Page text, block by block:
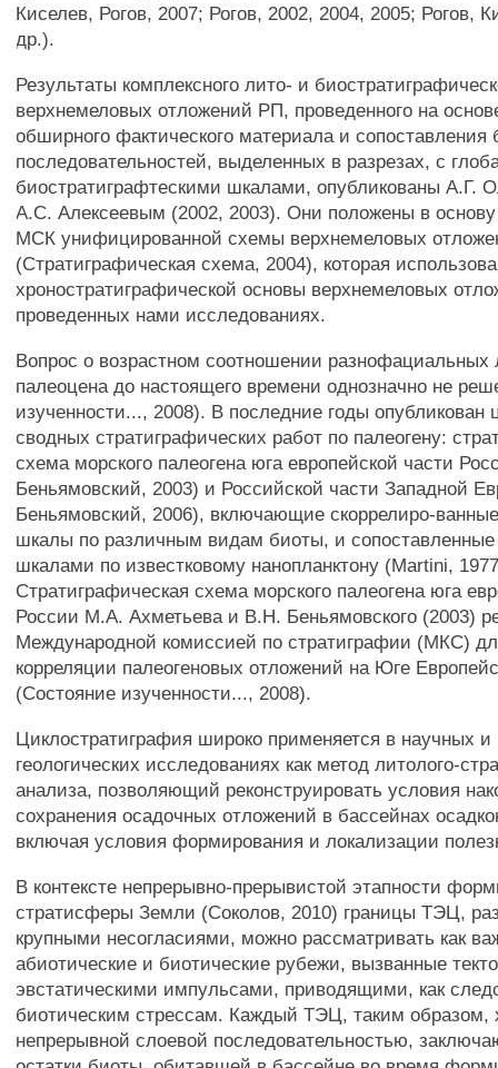
Киселев, Рогов, 2007; Рогов, 2002, 2004, 2005; Рогов,
др.).
Результаты комплексного лито- и
верхнемеловых отложений РП, проведенного на
обширного фактического материала и сопоставления
последовательностей, выделенных в разрезах, с
биостратиграфтескими шкалами, опубликованы А.Г.
A.C. Алексеевым (2002, 2003). Они положены в
МСК унифицированной схемы верхнемеловых
(Стратиграфическая схема, 2004), которая
хроностратиграфической основы верхнемеловых
проведенных нами исследованиях.
Вопрос о возрастном соотношении разнофациальных
палеоцена до настоящего времени однозначно не
изученности..., 2008). В последние годы опубликован
сводных стратиграфических работ по палеогену:
схема морского палеогена юга европейской части
Беньямовский, 2003) и Российской части Западной
Беньямовский, 2006), включающие скоррелиро-
шкалы по различным видам биоты, и
шкалами по известковому нанопланктону (Martini,
Стратиграфическая схема морского палеогена юга
России М.А. Ахметьева и В.Н. Беньямовского (2003)
Международной комиссией по стратиграфии (МКС)
корреляции палеогеновых отложений на Юге
(Состояние изученности..., 2008).
Циклостратиграфия широко применяется в научных
геологических исследованиях как метод литолого-
анализа, позволяющий реконструировать условия
сохранения осадочных отложений в бассейнах
включая условия формирования и локализации
В контексте непрерывно-прерывистой этапности
стратисферы Земли (Соколов, 2010) границы ТЭЦ,
крупными несогласиями, можно рассматривать как
абиотические и биотические рубежи, вызванные
эвстатическими импульсами, приводящими, как
биотическим стрессам. Каждый ТЭЦ, таким образом,
непрерывной слоевой последовательностью,